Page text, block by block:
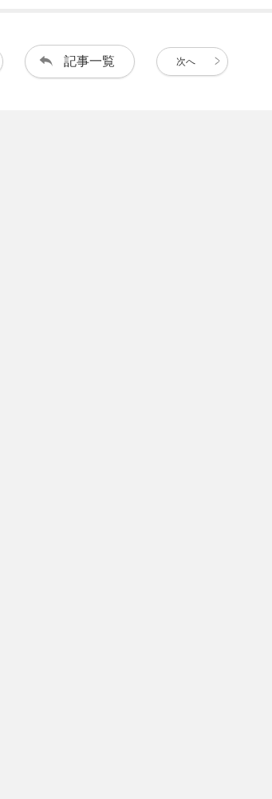
記事一覧 次へ